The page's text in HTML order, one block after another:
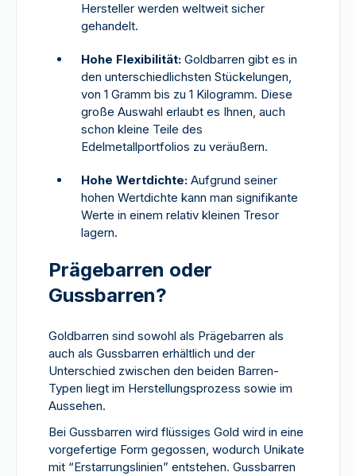
Hersteller werden weltweit sicher
gehandelt.
Hohe Flexibilität: Goldbarren gibt es in
den unterschiedlichsten Stückelungen,
von 1 Gramm bis zu 1 Kilogramm. Diese
große Auswahl erlaubt es Ihnen, auch
schon kleine Teile des
Edelmetallportfolios zu veräußern.
Hohe Wertdichte: Aufgrund seiner
hohen Wertdichte kann man signifikante
Werte in einem relativ kleinen Tresor
lagern.
Prägebarren oder
Gussbarren?
Goldbarren sind sowohl als Prägebarren als
auch als Gussbarren erhältlich und der
Unterschied zwischen den beiden Barren-
Typen liegt im Herstellungsprozess sowie im
Aussehen.
Bei Gussbarren wird flüssiges Gold wird in eine
vorgefertige Form gegossen, wodurch Unikate
mit “Erstarrungslinien” entstehen. Gussbarren